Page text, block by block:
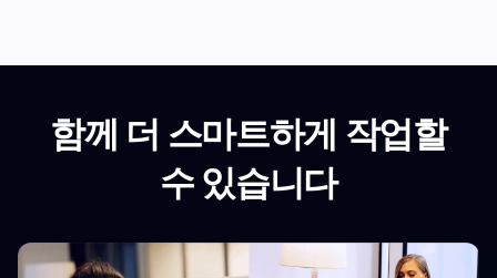
함께 더 스마트하게 작업할
수 있습니다